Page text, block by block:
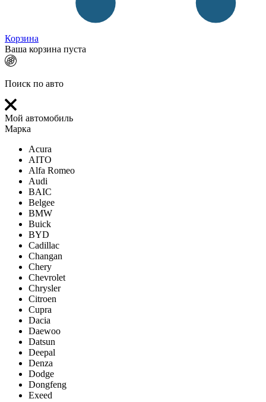
Корзина
Ваша корзина пуста
Поиск по авто
Мой автомобиль
Марка
Acura
AITO
Alfa Romeo
Audi
BAIC
Belgee
BMW
Buick
BYD
Cadillac
Changan
Chery
Chevrolet
Chrysler
Citroen
Cupra
Dacia
Daewoo
Datsun
Deepal
Denza
Dodge
Dongfeng
Exeed